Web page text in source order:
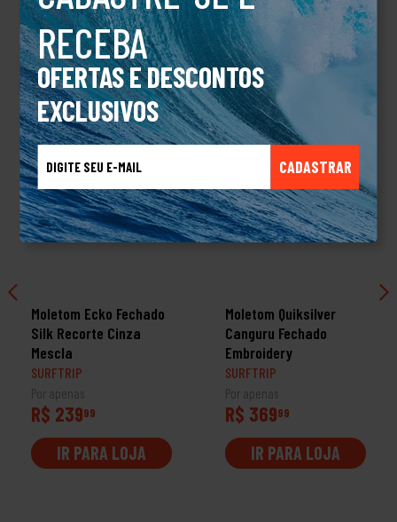
RECEBA
OFERTAS E DESCONTOS
EXCLUSIVOS
CADASTRAR
TALVEZ VOCÊ TAMBÉM GOSTE
Moletom Ecko Fechado
Silk Recorte Cinza
Mescla
SURFTRIP
Por apenas
R$ 23999
IR PARA LOJA
Moletom Quiksilver
Canguru Fechado
Embroidery
SURFTRIP
Por apenas
R$ 36999
IR PARA LOJA